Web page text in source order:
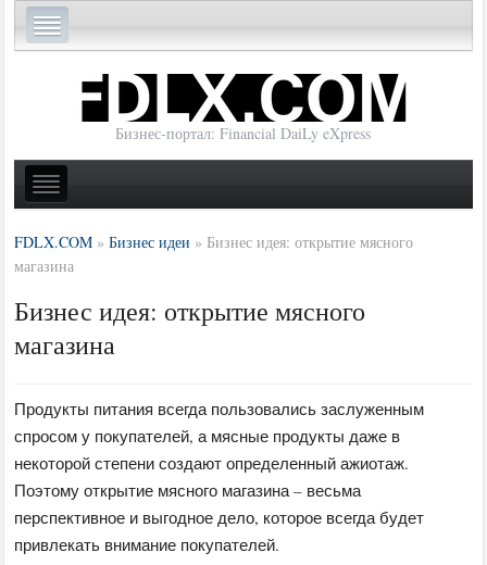
Бизнес-портал: Financial DaiLy eXpress
FDLX.COM »Бизнес идеи » Бизнес идея: открытие мясного
магазина
Бизнес идея: открытие мясного
магазина
Продукты питания всегда пользовались заслуженным
спросом у покупателей, а мясные продукты даже в
некоторой степени создают определенный ажиотаж.
Поэтому открытие мясного магазина – весьма
перспективное и выгодное дело, которое всегда будет
привлекать внимание покупателей.